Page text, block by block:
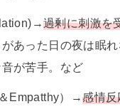
過剰に刺激を
あった日の夜は眠
が苦手。など
Empatthy）→感情